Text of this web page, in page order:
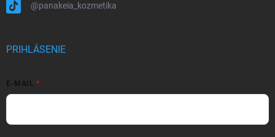
@panakeia_kozmetika
PRIHLÁSENIE
E-MAIL